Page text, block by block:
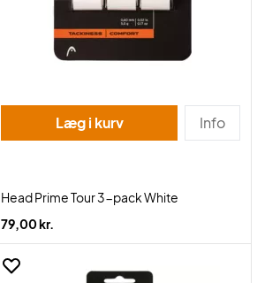
Læg i kurv Info
Head Prime Tour 3-pack White
79,00 kr.